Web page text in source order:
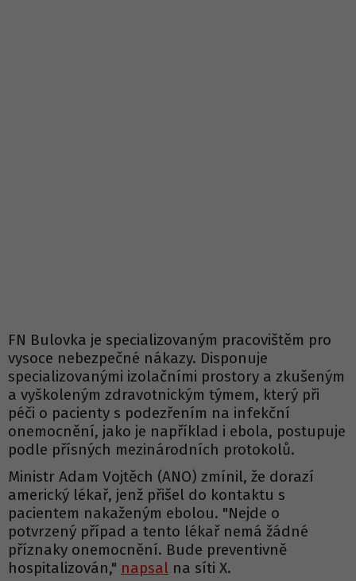
FN Bulovka je specializovaným pracovištěm pro
vysoce nebezpečné nákazy. Disponuje
specializovanými izolačními prostory a zkušeným
a vyškoleným zdravotnickým týmem, který při
péči o pacienty s podezřením na infekční
onemocnění, jako je například i ebola, postupuje
podle přísných mezinárodních protokolů.
Ministr Adam Vojtěch (ANO) zmínil, že dorazí
americký lékař, jenž přišel do kontaktu s
pacientem nakaženým ebolou. "Nejde o
potvrzený případ a tento lékař nemá žádné
příznaky onemocnění. Bude preventivně
hospitalizován," napsal na síti X.